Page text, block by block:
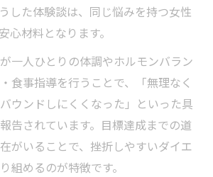
した体験談は、同じ悩みを持つ女性
心材料となります。
一人ひとりの体調やホルモンバラン
食事指導を行うことで、「無理なく
ウンドしにくくなった」といった具
告されています。目標達成までの道
がいることで、挫折しやすいダイエ
組めるのが特徴です。